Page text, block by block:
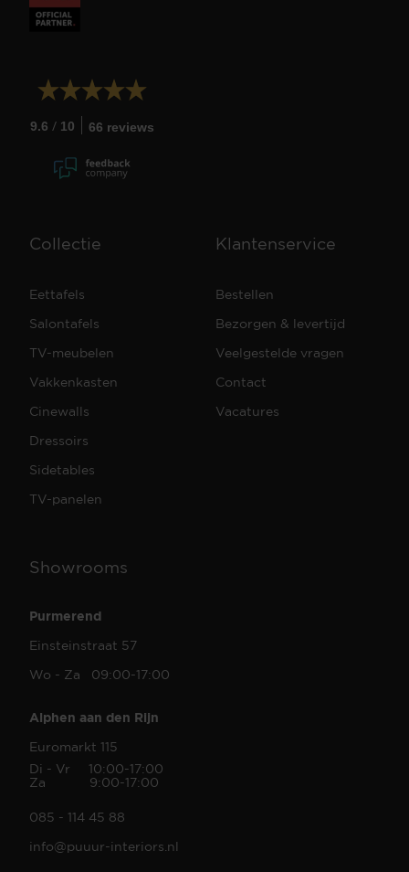
9.6 / 10 66 reviews
Collectie
Eettafels
Salontafels
TV-meubelen
Vakkenkasten
Cinewalls
Dressoirs
Sidetables
TV-panelen
Klantenservice
Bestellen
Bezorgen & levertijd
Veelgestelde vragen
Contact
Vacatures
Showrooms
Purmerend
Einsteinstraat 57
Wo - Za 09:00-17:00
Alphen aan den Rijn
Euromarkt 115
Di - Vr 10:00-17:00
Za 9:00-17:00
085 - 114 45 88
info@puuur-interiors.nl